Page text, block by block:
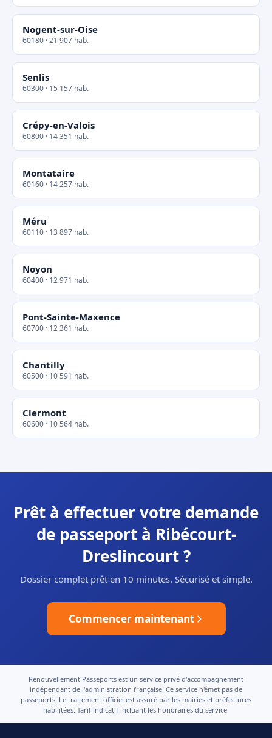
Nogent-sur-Oise
60180 · 21 907 hab.
Senlis
60300 · 15 157 hab.
Crépy-en-Valois
60800 · 14 351 hab.
Montataire
60160 · 14 257 hab.
Méru
60110 · 13 897 hab.
Noyon
60400 · 12 971 hab.
Pont-Sainte-Maxence
60700 · 12 361 hab.
Chantilly
60500 · 10 591 hab.
Clermont
60600 · 10 564 hab.
Prêt à effectuer votre demande
de passeport à Ribécourt-
Dreslincourt ?
Dossier complet prêt en 10 minutes. Sécurisé et simple.
Commencer maintenant
Renouvellement Passeports est un service privé d'accompagnement
indépendant de l'administration française. Ce service n'émet pas de
passeports. Le traitement officiel est assuré par les mairies et préfectures
habilitées. Tarif indicatif incluant les honoraires du service.